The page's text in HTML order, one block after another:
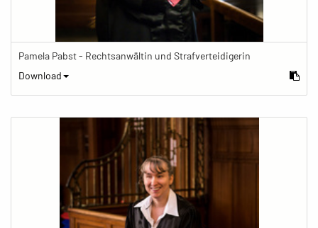
Pamela Pabst - Rechtsanwältin und Strafverteidigerin
Download